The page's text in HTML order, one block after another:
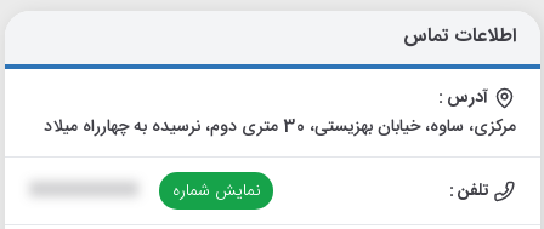
اطلاعات تماس
آدرس :
مرکزی، ساوه، خیابان بهزیستی، 30 متری دوم، نرسیده به چهارراه میلاد
تلفن : نمایش شماره